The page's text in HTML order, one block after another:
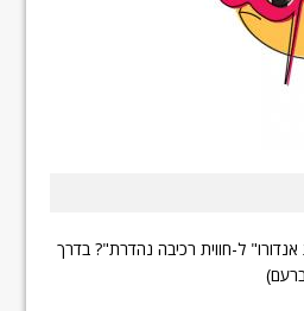
אנדורו" ל-חווית רכיבה נהדרת"? בדרך